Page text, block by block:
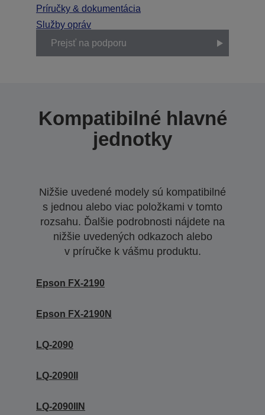
Príručky & dokumentácia
Služby opráv
Prejsť na podporu
Kompatibilné hlavné
jednotky
Nižšie uvedené modely sú kompatibilné
s jednou alebo viac položkami v tomto
rozsahu. Ďalšie podrobnosti nájdete na
nižšie uvedených odkazoch alebo
v príručke k vášmu produktu.
Epson FX-2190
Epson FX-2190N
LQ-2090
LQ-2090II
LQ-2090IIN